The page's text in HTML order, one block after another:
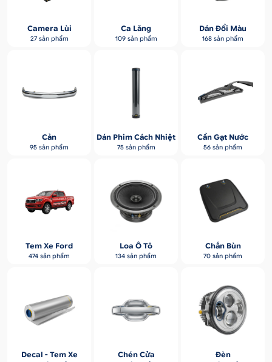
Camera Lùi
27 sản phẩm
Ca Lăng
109 sản phẩm
Dán Đổi Màu
168 sản phẩm
Cản
95 sản phẩm
Dán Phim Cách Nhiệt
75 sản phẩm
Cần Gạt Nước
56 sản phẩm
Tem Xe Ford
474 sản phẩm
Loa Ô Tô
134 sản phẩm
Chắn Bùn
70 sản phẩm
Decal - Tem Xe Chén Cửa Đèn